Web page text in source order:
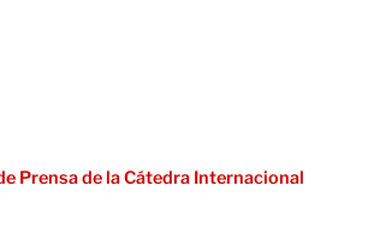
Prensa de la Cátedra Internacional